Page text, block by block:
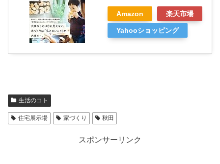
Amazon 楽天市場
Yahooショッピング
生活のコト
住宅展示場 家づくり 秋田
スポンサーリンク